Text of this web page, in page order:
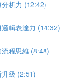
析力 (12:42)
輯表達力 (14:32)
程思維 (8:48)
升級 (2:51)